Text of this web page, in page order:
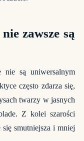
zawsze są
są uniwersalnym
często zdarza się,
twarzy w jasnych
Z kolei szarości
się smutniejsza i mniej